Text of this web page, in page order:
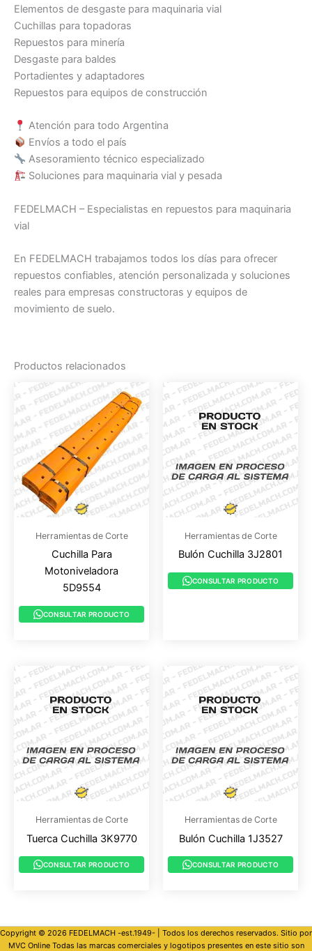
Elementos de desgaste para maquinaria vial
Cuchillas para topadoras
Repuestos para minería
Desgaste para baldes
Portadientes y adaptadores
Repuestos para equipos de construcción
Atención para todo Argentina
Envíos a todo el país
Asesoramiento técnico especializado
Soluciones para maquinaria vial y pesada
FEDELMACH – Especialistas en repuestos para maquinaria
vial
En FEDELMACH trabajamos todos los días para ofrecer
repuestos confiables, atención personalizada y soluciones
reales para empresas constructoras y equipos de
movimiento de suelo.
Productos relacionados
Herramientas de Corte
Cuchilla Para
Motoniveladora
5D9554
CONSULTAR PRODUCTO
Herramientas de Corte
Bulón Cuchilla 3J2801
CONSULTAR PRODUCTO
Herramientas de Corte
Tuerca Cuchilla 3K9770
CONSULTAR PRODUCTO
Herramientas de Corte
Bulón Cuchilla 1J3527
CONSULTAR PRODUCTO
Copyright © 2026 FEDELMACH -est.1949- | Todos los derechos reservados. Sitio por
MVC OnlineTodas las marcas comerciales y logotipos presentes en este sitio son